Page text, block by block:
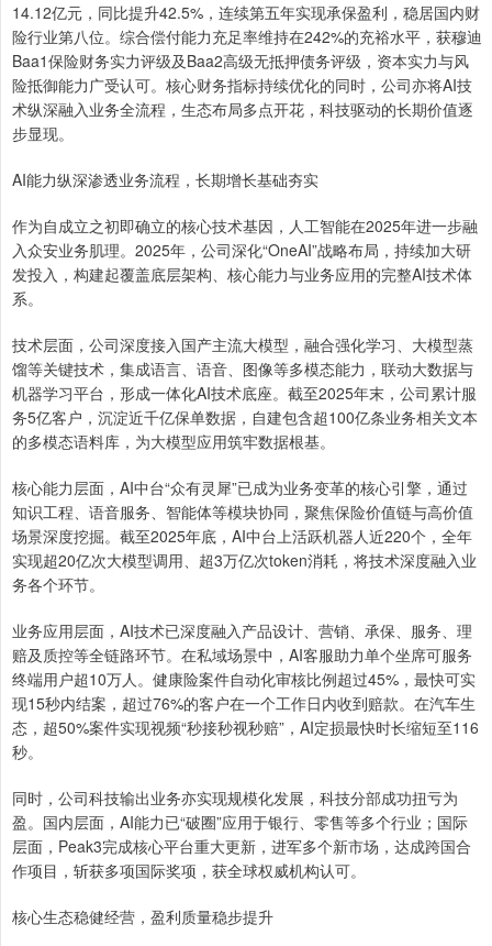
14.12亿元，同比提升42.5%，连续第五年实现承保盈利，稳居国内财
险行业第八位。综合偿付能力充足率维持在242%的充裕水平，获穆迪
Baa1保险财务实力评级及Baa2高级无抵押债务评级，资本实力与风
险抵御能力广受认可。核心财务指标持续优化的同时，公司亦将AI技
术纵深融入业务全流程，生态布局多点开花，科技驱动的长期价值逐
步显现。
AI能力纵深渗透业务流程，长期增长基础夯实
作为自成立之初即确立的核心技术基因，人工智能在2025年进一步融
入众安业务肌理。2025年，公司深化“OneAI”战略布局，持续加大研
发投入，构建起覆盖底层架构、核心能力与业务应用的完整AI技术体
系。
技术层面，公司深度接入国产主流大模型，融合强化学习、大模型蒸
馏等关键技术，集成语言、语音、图像等多模态能力，联动大数据与
机器学习平台，形成一体化AI技术底座。截至2025年末，公司累计服
务5亿客户，沉淀近千亿保单数据，自建包含超100亿条业务相关文本
的多模态语料库，为大模型应用筑牢数据根基。
核心能力层面，AI中台“众有灵犀”已成为业务变革的核心引擎，通过
知识工程、语音服务、智能体等模块协同，聚焦保险价值链与高价值
场景深度挖掘。截至2025年底，AI中台上活跃机器人近220个，全年
实现超20亿次大模型调用、超3万亿次token消耗，将技术深度融入业
务各个环节。
业务应用层面，AI技术已深度融入产品设计、营销、承保、服务、理
赔及质控等全链路环节。在私域场景中，AI客服助力单个坐席可服务
终端用户超10万人。健康险案件自动化审核比例超过45%，最快可实
现15秒内结案，超过76%的客户在一个工作日内收到赔款。在汽车生
态，超50%案件实现视频“秒接秒视秒赔”，AI定损最快时长缩短至116
秒。
同时，公司科技输出业务亦实现规模化发展，科技分部成功扭亏为
盈。国内层面，AI能力已“破圈”应用于银行、零售等多个行业；国际
层面，Peak3完成核心平台重大更新，进军多个新市场，达成跨国合
作项目，斩获多项国际奖项，获全球权威机构认可。
核心生态稳健经营，盈利质量稳步提升